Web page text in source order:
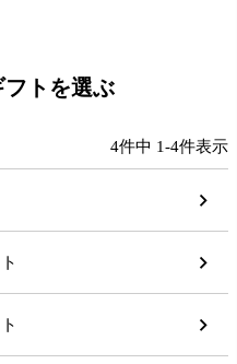
トを選ぶ
4件中 1-4件表示